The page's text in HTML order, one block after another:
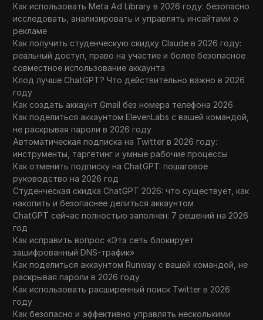
Как использовать Meta Ad Library в 2026 году: безопасно
исследовать, анализировать и управлять инсайтами о
рекламе
Как получить студенческую скидку Claude в 2026 году:
реальный доступ, право на участие и более безопасное
совместное использование аккаунта
Клод лучше ChatGPT? Что действительно важно в 2026
году
Как создать аккаунт Gmail без номера телефона 2026
Как поделиться аккаунтом ElevenLabs с вашей командой,
не раскрывая пароли в 2026 году
Автоматическая подписка на Twitter в 2026 году:
инструменты, таргетинг и умные рабочие процессы
Как отменить подписку на ChatGPT: пошаговое
руководство на 2026 год
Студенческая скидка ChatGPT 2026: что существует, как
накопить и безопаснее делиться аккаунтом
ChatGPT сейчас полностью заполнен: 7 решений на 2026
год
Как исправить вопрос «Эта сеть блокирует
зашифрованный DNS-трафик»
Как поделиться аккаунтом Runway с вашей командой, не
раскрывая пароли в 2026 году
Как использовать расширенный поиск Twitter в 2026
году
Как безопасно и эффективно управлять несколькими